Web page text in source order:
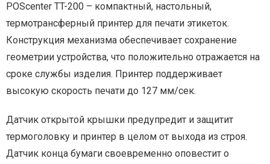
POScenter TT-200 – компактный, настольный,
термотрансферный принтер для печати этикеток.
Конструкция механизма обеспечивает сохранение
геометрии устройства, что положительно отражается на
сроке службы изделия. Принтер поддерживает
высокую скорость печати до 127 мм/сек.
Датчик открытой крышки предупредит и защитит
термоголовку и принтер в целом от выхода из строя.
Датчик конца бумаги своевременно оповестит о